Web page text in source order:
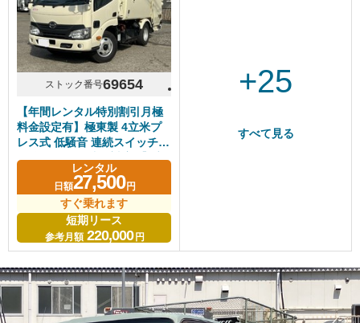
ストック番号69654
【年間レンタル特別割引月極
料金設定有】極東製 4立米プ
レス式 低騒音 連続スイッチ無
し 段ボール・造園対応 【4立
米クラス】【長期レンタル・
リースOK】
レンタル
日額27,500 円
すぐ乗れます
短期リース
参考月額 220,000 円
+25
すべて見る